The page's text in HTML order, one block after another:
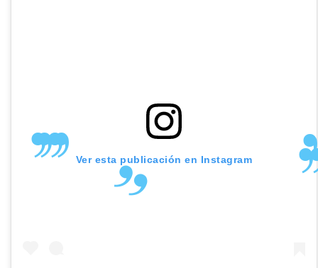
Ver esta publicación en Instagram